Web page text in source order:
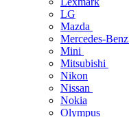
LG
Mazda
Mercedes-Benz
Mini
Mitsubishi
Nikon
Nissan
Nokia
Olympus